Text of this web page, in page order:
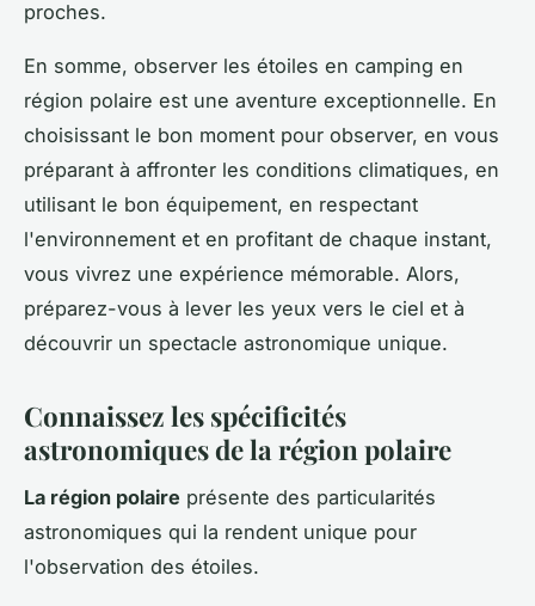
proches.
En somme, observer les étoiles en camping en
région polaire est une aventure exceptionnelle. En
choisissant le bon moment pour observer, en vous
préparant à affronter les conditions climatiques, en
utilisant le bon équipement, en respectant
l'environnement et en profitant de chaque instant,
vous vivrez une expérience mémorable. Alors,
préparez-vous à lever les yeux vers le ciel et à
découvrir un spectacle astronomique unique.
Connaissez les spécificités
astronomiques de la région polaire
La région polaire présente des particularités
astronomiques qui la rendent unique pour
l'observation des étoiles.